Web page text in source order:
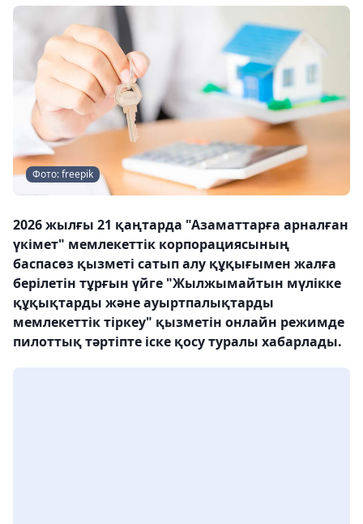
Фото: freepik
2026 жылғы 21 қаңтарда "Азаматтарға арналған
үкімет" мемлекеттік корпорациясының
баспасөз қызметі сатып алу құқығымен жалға
берілетін тұрғын үйге "Жылжымайтын мүлікке
құқықтарды және ауыртпалықтарды
мемлекеттік тіркеу" қызметін онлайн режимде
пилоттық тәртіпте іске қосу туралы хабарлады.